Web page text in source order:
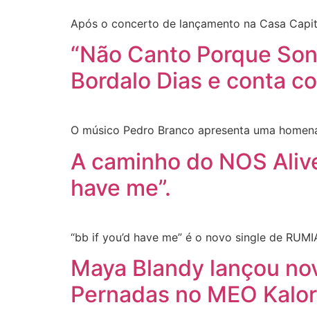
Após o concerto de lançamento na Casa
“Não Canto Porque
Bordalo Dias e conta
O músico Pedro Branco apresenta uma
A caminho do NOS
have me”.
“bb if you’d have me” é o novo single de
Maya Blandy lançou
Pernadas no MEO